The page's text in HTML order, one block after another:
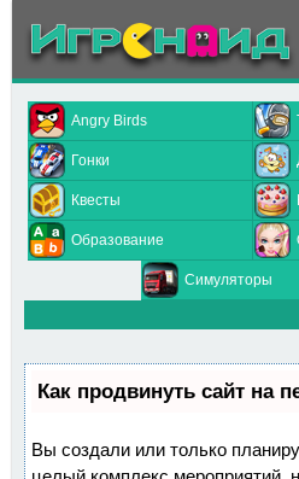
Angry Birds
Гонки
Квесты
Образование
Симуляторы
Как продвинуть сайт на
Вы создали или только